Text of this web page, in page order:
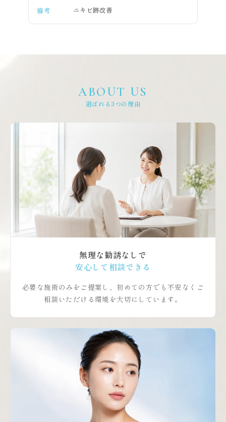
備考
ニキビ跡改善
ABOUT US
選ばれる3つの理由
無理な勧誘なしで
安心して相談できる
必要な施術のみをご提案し、初めての方でも不安なくご
相談いただける環境を大切にしています。